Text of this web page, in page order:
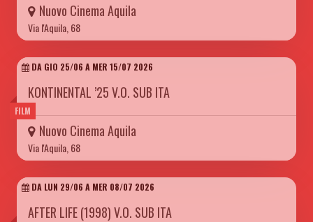
Nuovo Cinema Aquila
Via l'Aquila, 68
FILM
DA GIO 25/06 A MER 15/07 2026
KONTINENTAL ’25 V.O. SUB ITA
Nuovo Cinema Aquila
Via l'Aquila, 68
DA LUN 29/06 A MER 08/07 2026
AFTER LIFE (1998) V.O. SUB ITA